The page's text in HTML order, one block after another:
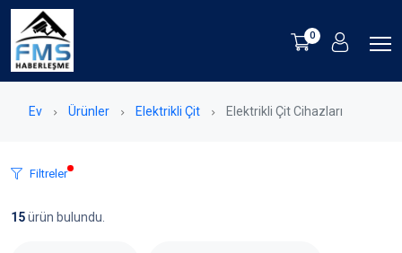
0
Ev Ürünler Elektrikli Çit Elektrikli Çit Cihazları
Filtreler
15ürün bulundu.